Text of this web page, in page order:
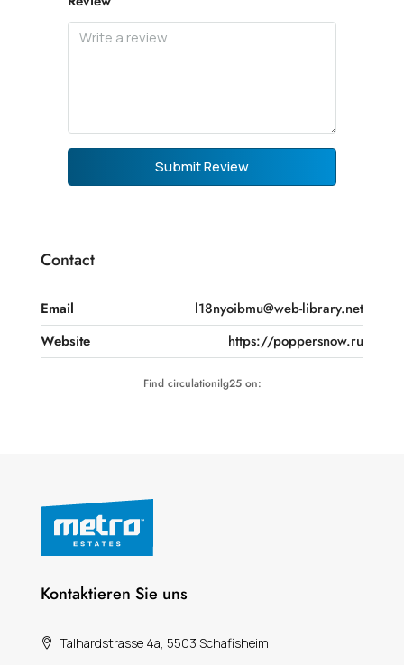
Submit Review
Contact
Email
l18nyoibmu@web-library.net
Website
https://poppersnow.ru
Find circulationilg25 on:
Kontaktieren Sie uns
Talhardstrasse 4a, 5503 Schafisheim